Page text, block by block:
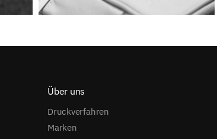
Über uns
Druckverfahren
Marken